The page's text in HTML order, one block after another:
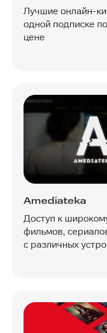
Лучшие онлайн-
одной подписке
цене
Amediateka
Доступ к
фильмов,
с различных